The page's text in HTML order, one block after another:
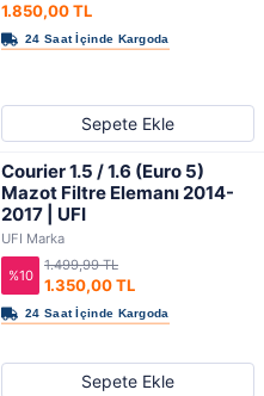
1.850,00 TL
Sepete Ekle
Courier 1.5 / 1.6 (Euro 5)
Mazot Filtre Elemanı 2014-
2017 | UFI
UFI Marka
%10 1.350,00 TL
1.499,99 TL
Sepete Ekle